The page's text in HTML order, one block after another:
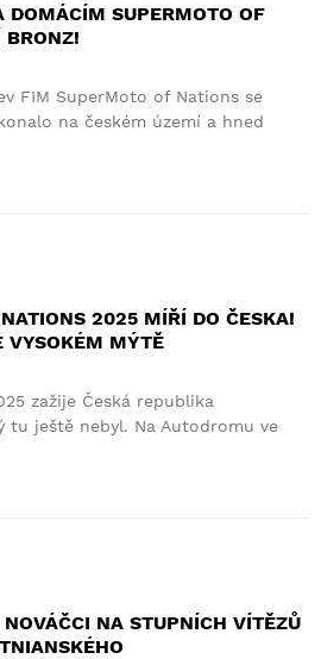
DOMÁCÍM SUPERMOTO OF
FIM SuperMoto of Nations se
na českém území a hned
2025 MÍŘÍ DO ČESKA!
VYSOKÉM MÝTĚ
zažije Česká republika
tu ještě nebyl. Na Autodromu ve
NA STUPNÍCH VÍTĚZŮ